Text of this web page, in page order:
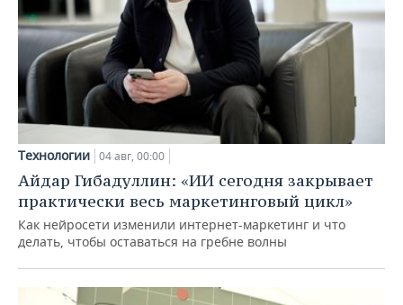
Технологии 04 авг, 00:00
Айдар Гибадуллин: «ИИ сегодня закрывает
практически весь маркетинговый цикл»
Как нейросети изменили интернет-маркетинг и что
делать, чтобы оставаться на гребне волны